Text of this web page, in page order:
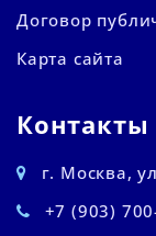
Договор
Карта сайта
Контакты
г. Москва,
+7 (903)